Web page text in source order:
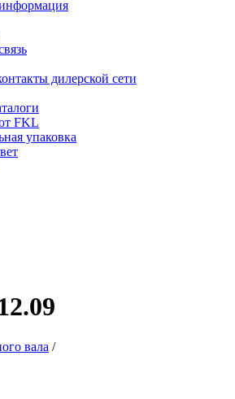
дилерской сети
FKL
упаковка
вала /